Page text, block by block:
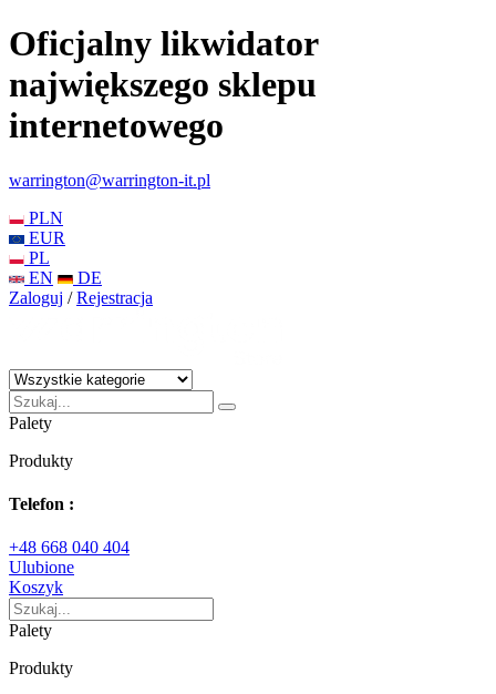
Oficjalny likwidator
największego sklepu
internetowego
warrington@warrington-it.pl
PLN
EUR
PL
EN
DE
Zaloguj / Rejestracja
Palety
Produkty
Telefon :
+48 668 040 404
Ulubione
Koszyk
Palety
Produkty